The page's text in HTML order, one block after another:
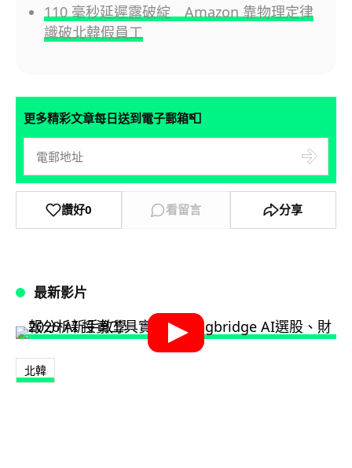
110 毫秒延遲露破綻 Amazon 靠物理定律
識破北韓假員工
更多精彩文章每日送到電子郵箱📮
讚好0 看留言 分享
最新影片
北韓